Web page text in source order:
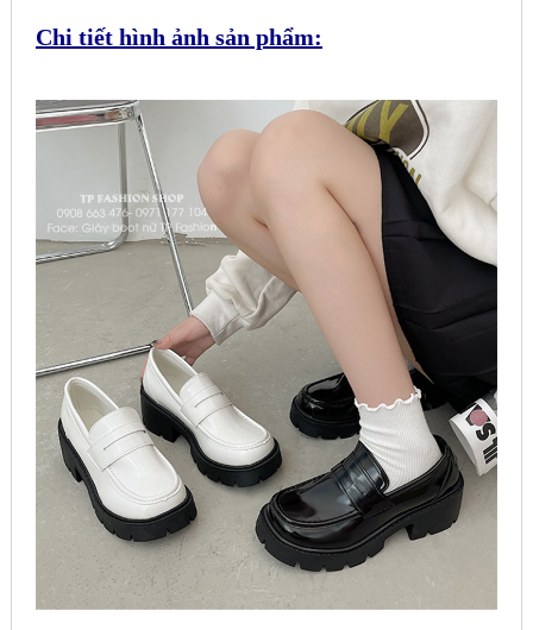
Chi tiết hình ảnh sản phẩm: